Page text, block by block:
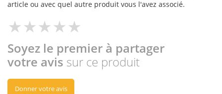
article ou avec quel autre produit vous l'avez associé.
Soyez le premier à partager
votre avis sur ce produit
Donner votre avis